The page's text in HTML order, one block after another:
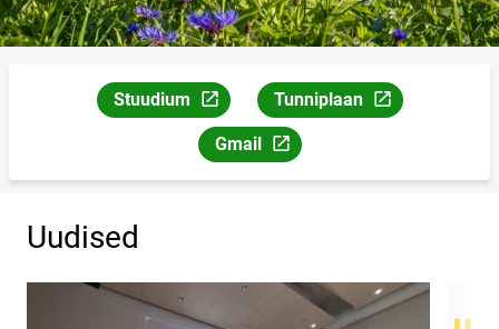
Stuudium
Link avaneb uuel leheküljel
Tunniplaan
Link avaneb uuel leheküljel
Gmail
Link avaneb uuel leheküljel
Uudised